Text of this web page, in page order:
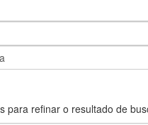
para refinar o resultado de